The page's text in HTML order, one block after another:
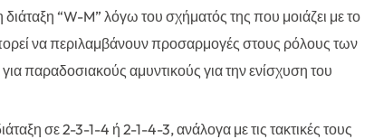
“W-M” λόγω του σχήματός της που μοιάζει με το
να περιλαμβάνουν προσαρμογές στους ρόλους των
παραδοσιακούς αμυντικούς για την ενίσχυση του
σε 2-3-1-4 ή 2-1-4-3, ανάλογα με τις τακτικές τους